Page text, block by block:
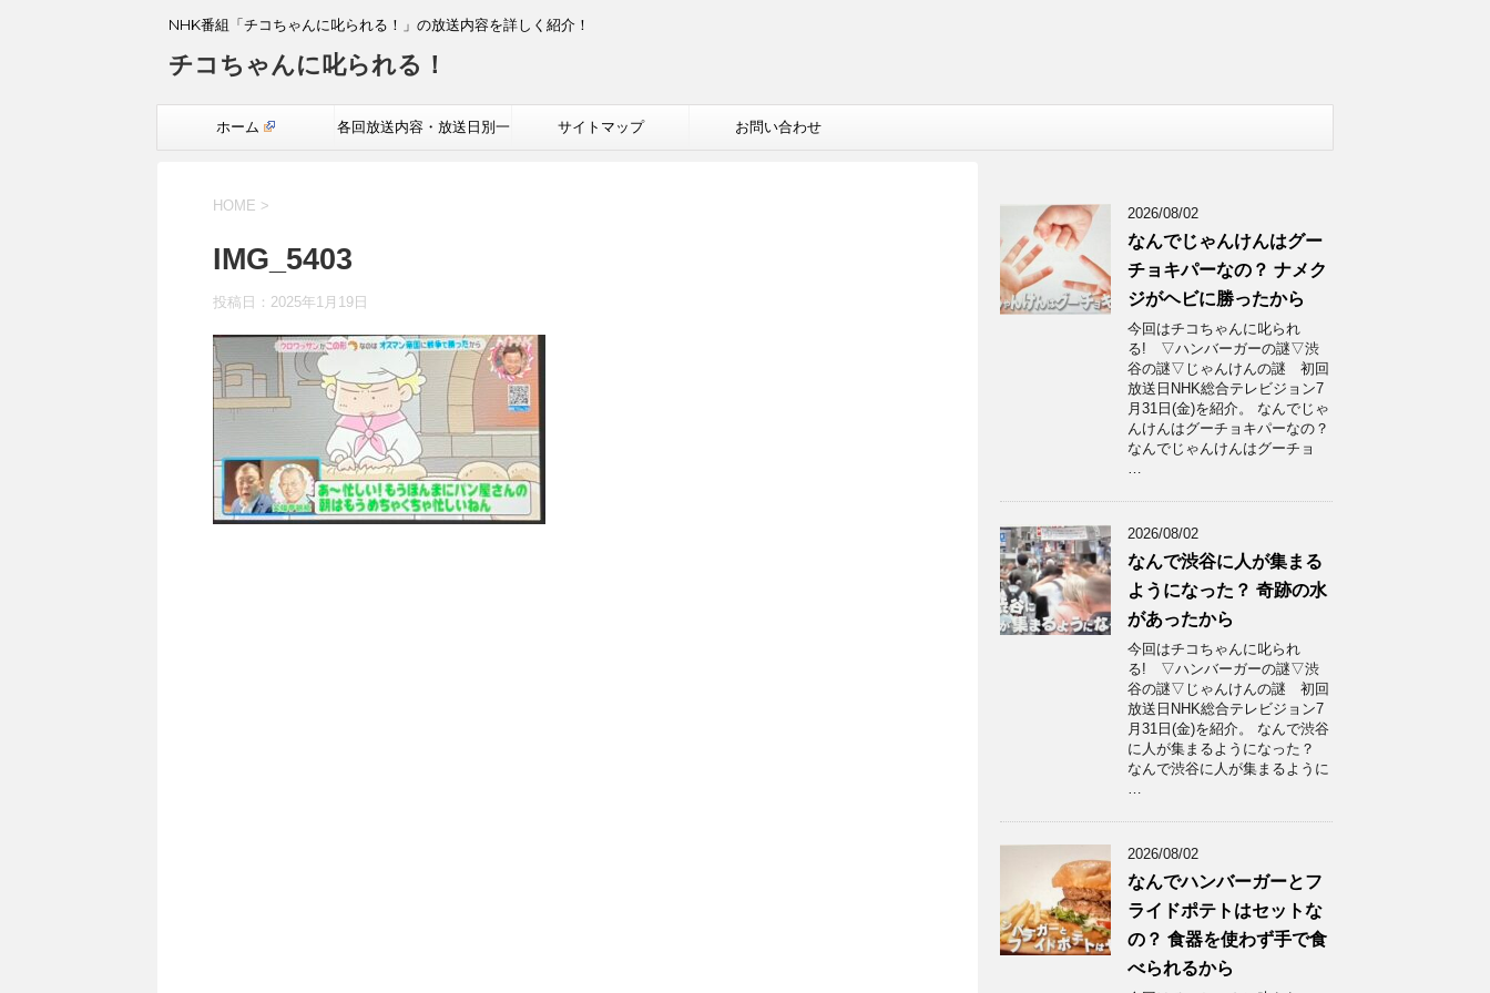
NHK番組「チコちゃんに叱られる！」の放送内容を詳しく紹介！
チコちゃんに叱られる！
ホーム 各回放送内容・放送日別一 サイトマップ お問い合わせ
HOME >
IMG_5403
投稿日： 2025年1月19日
2026/08/02
なんでじゃんけんはグー
チョキパーなの？ ナメク
ジがヘビに勝ったから
今回はチコちゃんに叱られ
る! ▽ハンバーガーの謎▽渋
谷の謎▽じゃんけんの謎 初回
放送日NHK総合テレビジョン7
月31日(金)を紹介。 なんでじゃ
んけんはグーチョキパーなの？
なんでじゃんけんはグーチョ
…
2026/08/02
なんで渋谷に人が集まる
ようになった？ 奇跡の水
があったから
今回はチコちゃんに叱られ
る! ▽ハンバーガーの謎▽渋
谷の謎▽じゃんけんの謎 初回
放送日NHK総合テレビジョン7
月31日(金)を紹介。 なんで渋谷
に人が集まるようになった？
なんで渋谷に人が集まるように
…
2026/08/02
なんでハンバーガーとフ
ライドポテトはセットな
の？ 食器を使わず手で食
べられるから